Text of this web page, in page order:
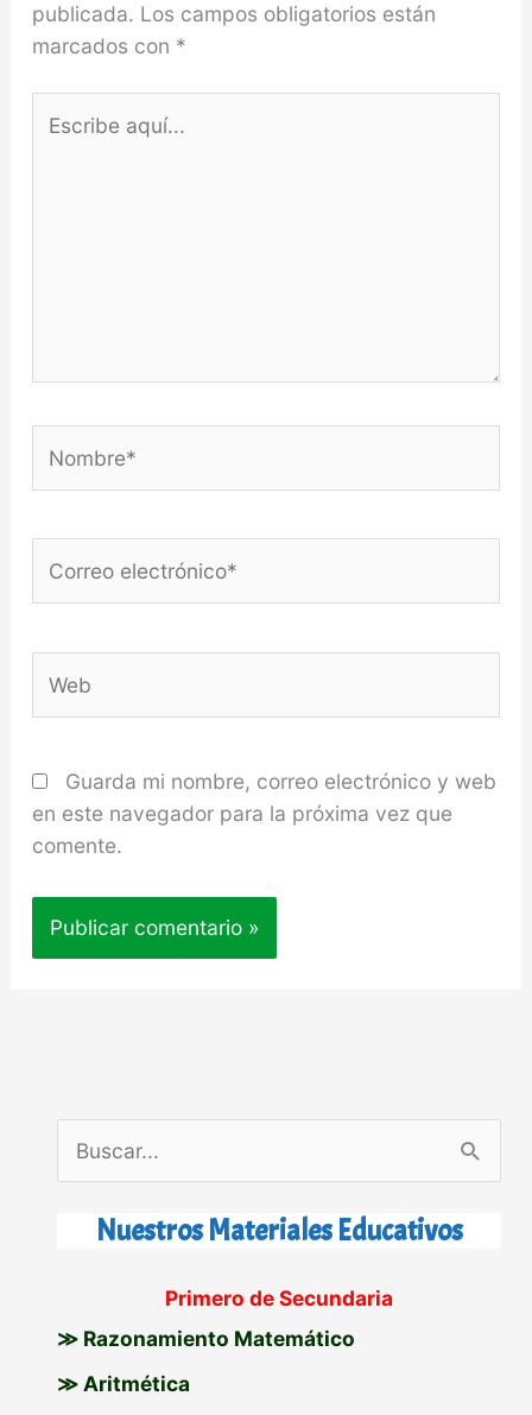
publicada. Los campos obligatorios están
marcados con *
aquí...
electrónico*
Guarda mi nombre, correo electrónico y web
en este navegador para la próxima vez que
comente.
u
r
p
Nuestros Materiales Educativos
Primero de Secundaria
≫ Razonamiento Matemático
≫ Aritmética